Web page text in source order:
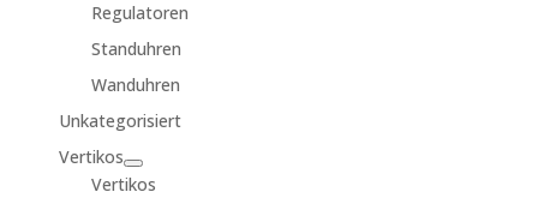
Regulatoren
Standuhren
Wanduhren
Unkategorisiert
Vertikos
Vertikos